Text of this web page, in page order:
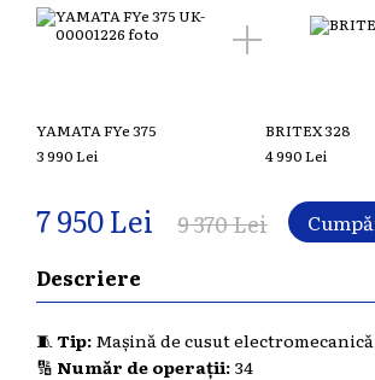
YAMATA FYe 375
3 990 Lei
BRITEX 328
4 990 Lei
7 950 Lei 9 370 Lei
Descriere
🧵Tip: Mașină de cusut electromecanică
🔢 Număr de operații: 34